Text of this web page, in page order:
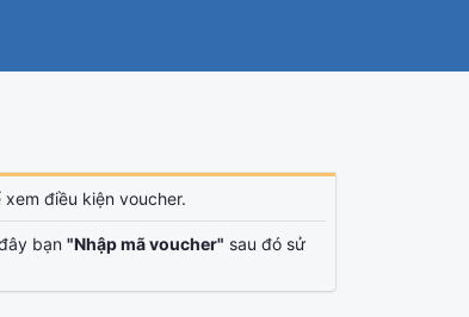
điều kiện voucher.
bạn "Nhập mã voucher" sau đó sử